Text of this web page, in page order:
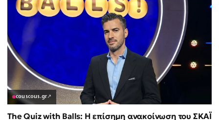
couscous.gr↗
The Quiz with Balls: Η επίσημη ανακοίνωση του ΣΚΑΪ